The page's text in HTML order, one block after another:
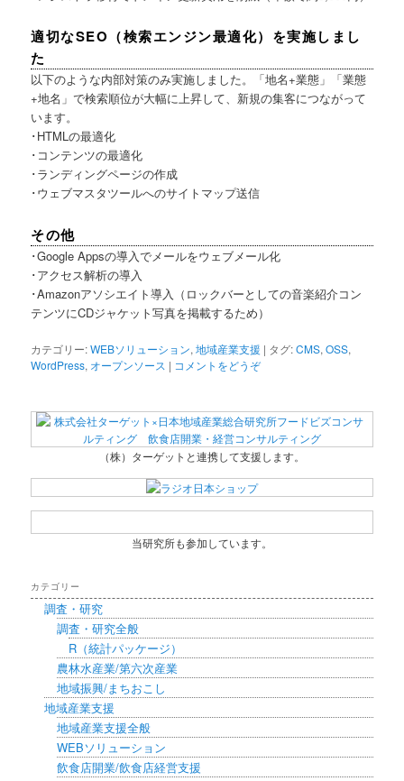
適切なSEO（検索エンジン最適化）を実施しまし
た
以下のような内部対策のみ実施しました。「地名+業態」「業態
+地名」で検索順位が大幅に上昇して、新規の集客につながって
います。
･HTMLの最適化
･コンテンツの最適化
･ランディングページの作成
･ウェブマスタツールへのサイトマップ送信
その他
･Google Appsの導入でメールをウェブメール化
･アクセス解析の導入
･Amazonアソシエイト導入（ロックバーとしての音楽紹介コン
テンツにCDジャケット写真を掲載するため）
カテゴリー:WEBソリューション,地域産業支援 | タグ:CMS,OSS,
WordPress, オープンソース | コメントをどうぞ
（株）ターゲットと連携して支援します。
当研究所も参加しています。
カテゴリー
調査・研究
調査・研究全般
R（統計パッケージ）
農林水産業/第六次産業
地域振興/まちおこし
地域産業支援
地域産業支援全般
WEBソリューション
飲食店開業/飲食店経営支援